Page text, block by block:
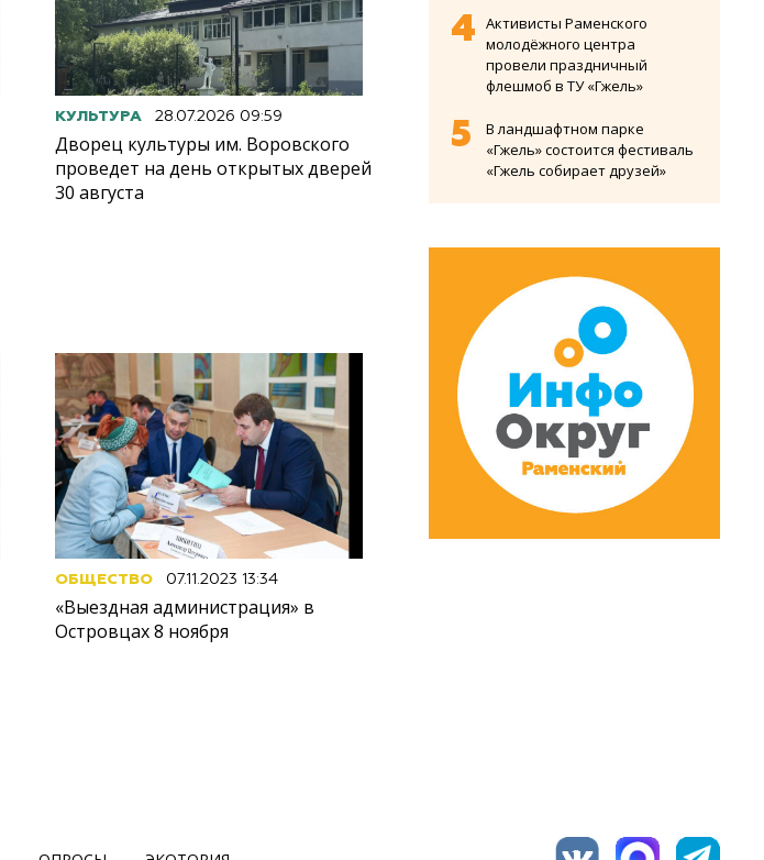
КУЛЬТУРА 28.07.2026 09:59
Дворец культуры им. Воровского
проведет на день открытых дверей
30 августа
ОБЩЕСТВО 07.11.2023 13:34
«Выездная администрация» в
Островцах 8 ноября
Активисты Раменского
молодёжного центра
провели праздничный
флешмоб в ТУ «Гжель»
В ландшафтном парке
«Гжель» состоится фестиваль
«Гжель собирает друзей»